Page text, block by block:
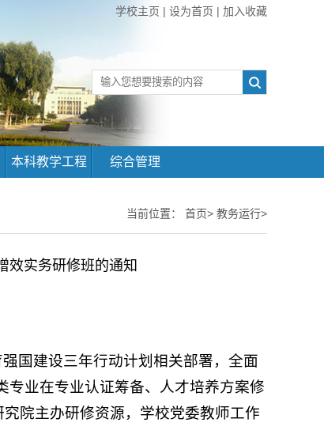
学校主页 | 设为首页 | 加入收藏
本科教学工程 综合管理
当前位置： 首页> 教务运行>
效实务研修班的通知
国建设三年行动计划相关部署，全面
业在专业认证筹备、人才培养方案修
院主办研修资源，学校党委教师工作